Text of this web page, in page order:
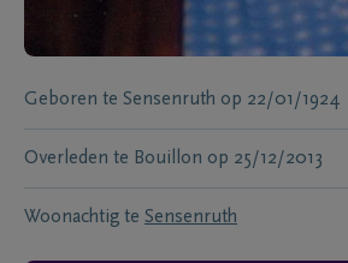
Geboren te Sensenruth op 22/01/1924
Overleden te Bouillon op 25/12/2013
Woonachtig te Sensenruth